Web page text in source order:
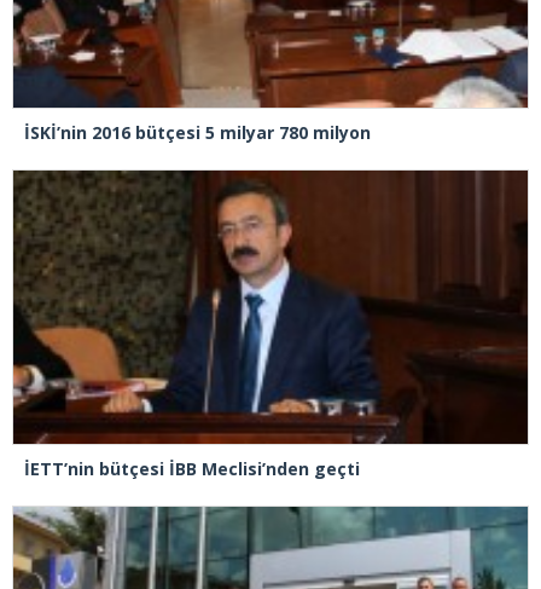
İSKİ’nin 2016 bütçesi 5 milyar 780 milyon
İETT’nin bütçesi İBB Meclisi’nden geçti